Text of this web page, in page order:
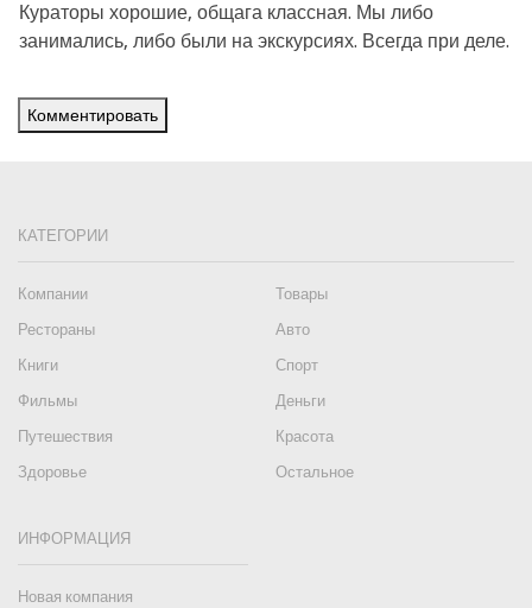
Кураторы хорошие, общага классная. Мы либо
занимались, либо были на экскурсиях. Всегда при деле.
Комментировать
КАТЕГОРИИ
Компании
Товары
Рестораны
Авто
Книги
Спорт
Фильмы
Деньги
Путешествия
Красота
Здоровье
Остальное
ИНФОРМАЦИЯ
Новая компания